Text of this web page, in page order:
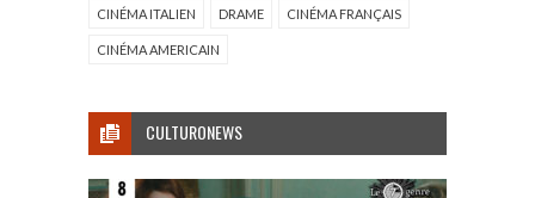
CINÉMA ITALIEN DRAME CINÉMA FRANÇAIS
CINÉMA AMERICAIN
CULTURONEWS